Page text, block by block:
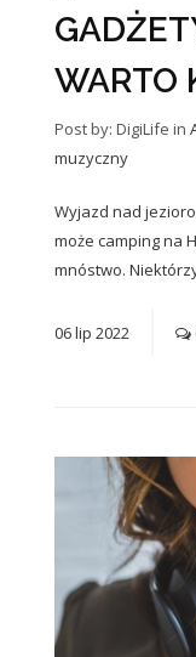
WARTO
Post by: DigiLife in
muzyczny
Wyjazd nad
może camping na
mnóstwo.
06lip 2022